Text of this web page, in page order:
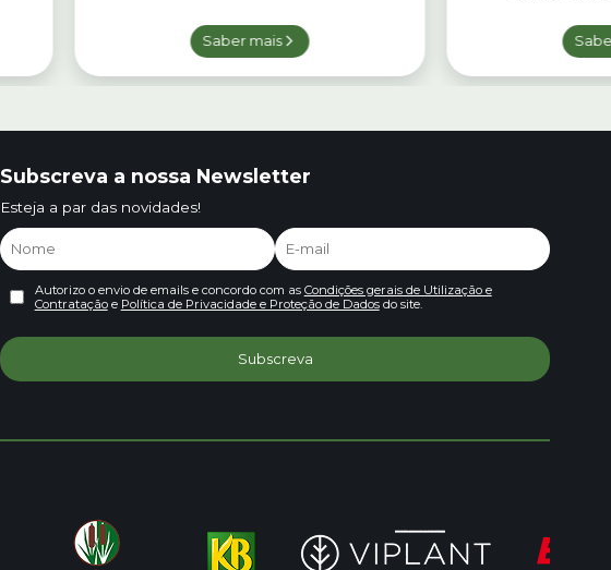
Saber mais
Subscreva a nossa Newsletter
Esteja a par das novidades!
Autorizo o envio de emails e concordo com as Condições gerais de Utilização e
Contrataçãoe Política de Privacidade e Proteção de Dadosdo site.